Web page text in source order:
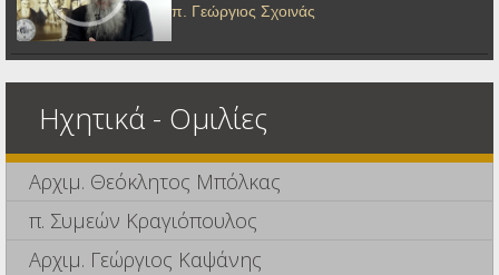
π. Γεώργιος Σχοινάς
Ηχητικά - Ομιλίες
Αρχιμ. Θεόκλητος Μπόλκας
π. Συμεών Κραγιόπουλος
Αρχιμ. Γεώργιος Καψάνης